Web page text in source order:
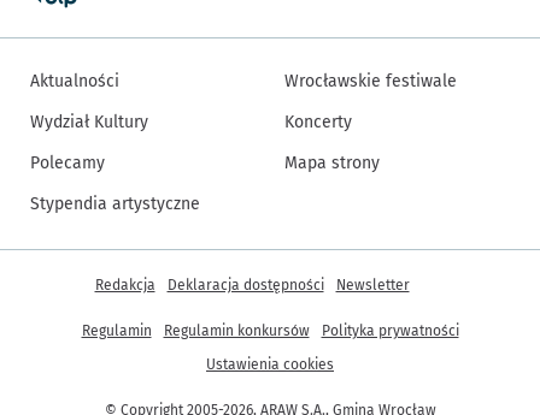
Aktualności
Wydział Kultury
Polecamy
Stypendia artystyczne
Wrocławskie festiwale
Koncerty
Mapa strony
© Copyright 2005-2026, ARAW S.A., Gmina Wrocław
Inne informacje
Redakcja Deklaracja dostępności Newsletter
Regulamin Regulamin konkursów
Polityka prywatności
Ustawienia cookies